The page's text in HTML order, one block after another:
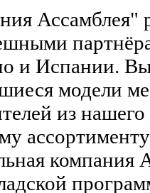
Ассамблея"
и Испании.
модели
из нашего
ассортименту
компания